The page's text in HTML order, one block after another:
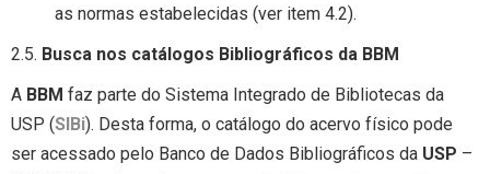
as normas estabelecidas (ver item 4.2).
2.5. Busca nos catálogos Bibliográficos da BBM
A BBM faz parte do Sistema Integrado de Bibliotecas da
USP (SIBi). Desta forma, o catálogo do acervo físico pode
ser acessado pelo Banco de Dados Bibliográficos da USP –